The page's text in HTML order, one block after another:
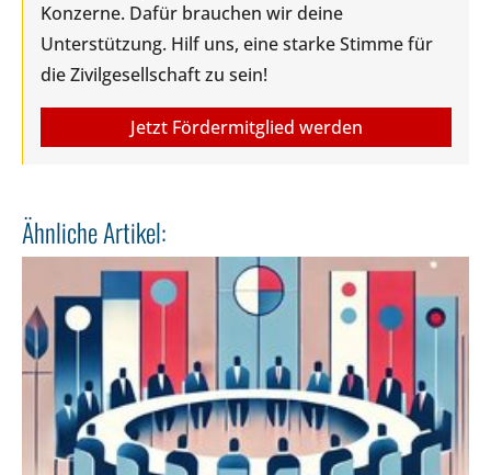
Konzerne. Dafür brauchen wir deine
Unterstützung. Hilf uns, eine starke Stimme für
die Zivilgesellschaft zu sein!
Jetzt Fördermitglied werden
Ähnliche Artikel: